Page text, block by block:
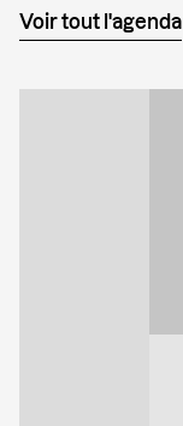
Voir tout l'agenda